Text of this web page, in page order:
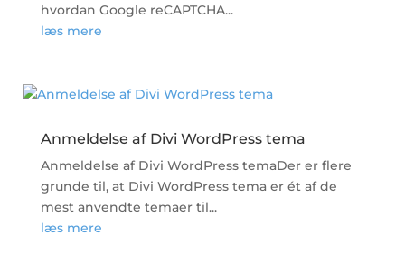
hvordan Google reCAPTCHA...
læs mere
Anmeldelse af Divi WordPress tema
Anmeldelse af Divi WordPress temaDer er flere
grunde til, at Divi WordPress tema er ét af de
mest anvendte temaer til...
læs mere